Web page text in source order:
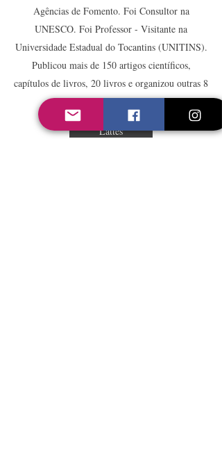
Agências de Fomento. Foi Consultor na
UNESCO. Foi Professor - Visitante na
Universidade Estadual do Tocantins (UNITINS).
Publicou mais de 150 artigos científicos,
capítulos de livros, 20 livros e organizou outras 8
obras.
Lattes